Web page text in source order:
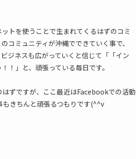
トを使うことで生まれてくるはずのコミ
コミュニティが沖縄でできていく事で、
ジネスも広がっていくと信じて「「イン
！」と、頑張っている毎日です。
ずですが、ここ最近はFacebookでの活動
きちんと頑張るつもりです(^^v